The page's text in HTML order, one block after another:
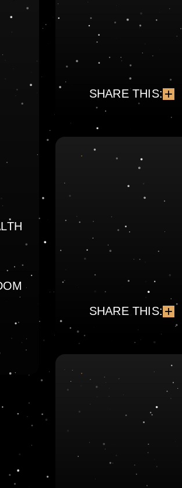
SHARE THIS:
SHARE THIS: